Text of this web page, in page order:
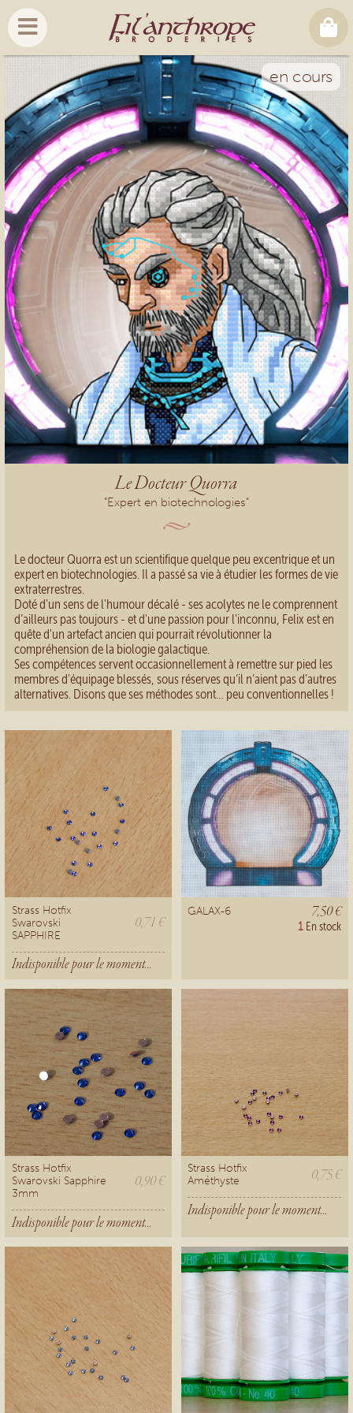
en cours
Le Docteur Quorra
"Expert en biotechnologies"
Le docteur Quorra est un scientifique quelque peu excentrique et un
expert en biotechnologies. Il a passé sa vie à étudier les formes de vie
extraterrestres.
Doté d'un sens de l'humour décalé - ses acolytes ne le comprennent
d’ailleurs pas toujours - et d'une passion pour l'inconnu, Felix est en
quête d'un artefact ancien qui pourrait révolutionner la
compréhension de la biologie galactique.
Ses compétences servent occasionnellement à remettre sur pied les
membres d'équipage blessés, sous réserves qu’il n’aient pas d’autres
alternatives. Disons que ses méthodes sont… peu conventionnelles !
Strass Hotfix
Swarovski
SAPPHIRE
0,71 €
Indisponible pour le moment...
GALAX-6 7,50 €
1 En stock
Strass Hotfix
Swarovski Sapphire
3mm
0,90 €
Indisponible pour le moment...
Strass Hotfix
Améthyste
0,75 €
Indisponible pour le moment...